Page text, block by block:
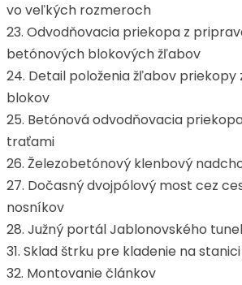
vo veľkých rozmeroch
23. Odvodňovacia priekopa z
betónových blokových žľabov
24. Detail položenia žľabov
blokov
25. Betónová odvodňovacia
traťami
26. Železobetónový klenbový
27. Dočasný dvojpólový most cez
nosníkov
28. Južný portál Jablonovského
31. Sklad štrku pre kladenie na
32. Montovanie článkov